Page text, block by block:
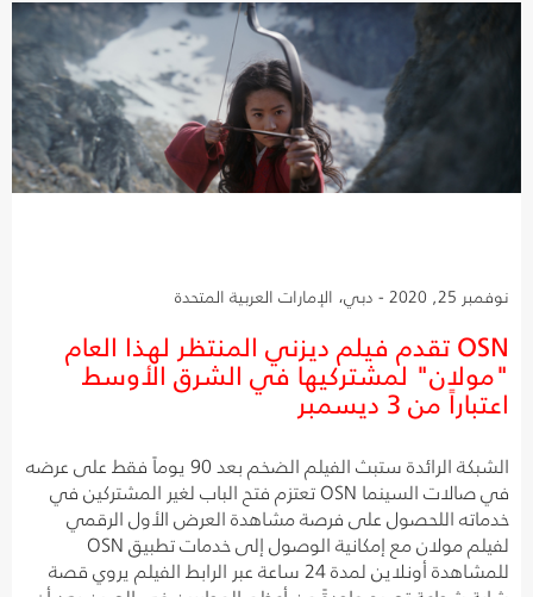
نوفمبر 25, 2020 - دبي، الإمارات العربية المتحدة
OSN تقدم فيلم ديزني المنتظر لهذا العام
"مولان" لمشتركيها في الشرق الأوسط
اعتباراً من 3 ديسمبر
الشبكة الرائدة ستبث الفيلم الضخم بعد 90 يوماً فقط على عرضه
في صالات السينما OSN تعتزم فتح الباب لغير المشتركين في
خدماته اللحصول على فرصة مشاهدة العرض الأول الرقمي
لفيلم مولان مع إمكانية الوصول إلى خدمات تطبيق OSN
للمشاهدة أونلاين لمدة 24 ساعة عبر الرابط الفيلم يروي قصة